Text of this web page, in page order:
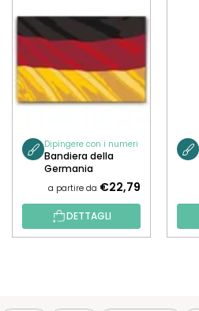
Dipingere con i numeri
Bandiera della
Germania
a partire da €22,79
DETTAGLI